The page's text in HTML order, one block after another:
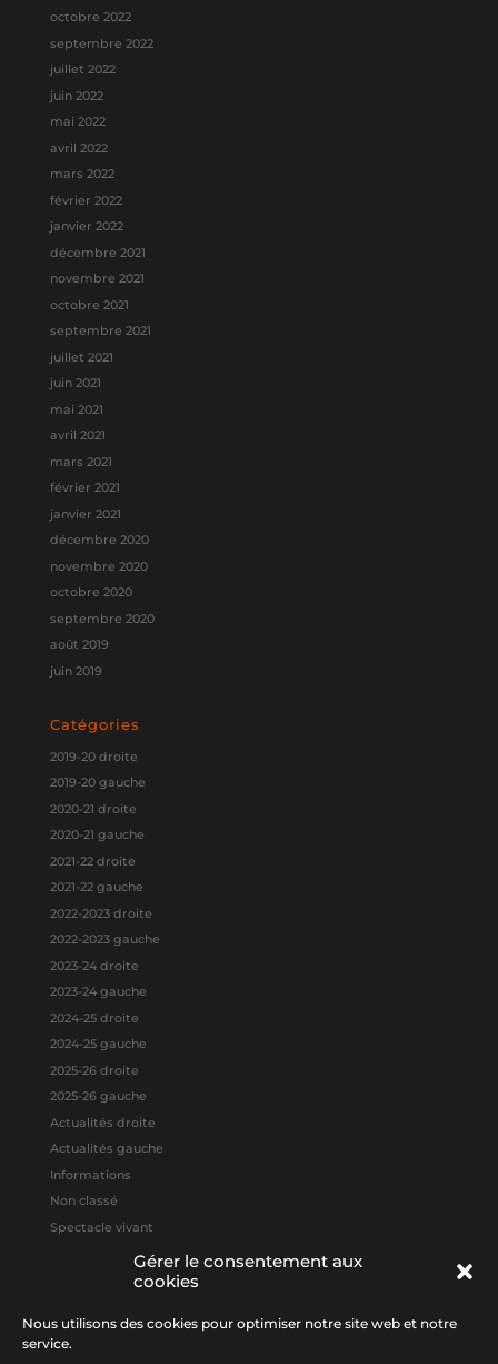
Gérer le consentement aux
cookies
Nous utilisons des cookies pour optimiser notre site web et notre
service.
octobre 2022
septembre 2022
juillet 2022
juin 2022
mai 2022
avril 2022
mars 2022
février 2022
janvier 2022
décembre 2021
novembre 2021
octobre 2021
septembre 2021
juillet 2021
juin 2021
mai 2021
avril 2021
mars 2021
février 2021
janvier 2021
décembre 2020
novembre 2020
octobre 2020
septembre 2020
août 2019
juin 2019
Catégories
2019-20 droite
2019-20 gauche
2020-21 droite
2020-21 gauche
2021-22 droite
2021-22 gauche
2022-2023 droite
2022-2023 gauche
2023-24 droite
2023-24 gauche
2024-25 droite
2024-25 gauche
2025-26 droite
2025-26 gauche
Actualités droite
Actualités gauche
Informations
Non classé
Spectacle vivant
Flux des publications